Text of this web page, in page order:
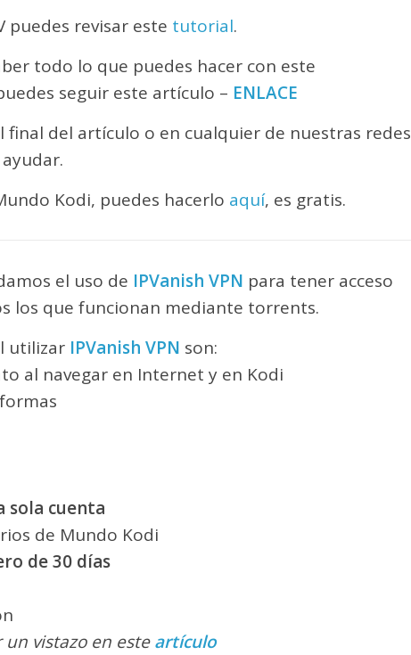
puedes revisar este tutorial.
todo lo que puedes hacer con este
seguir este artículo – ENLACE
final del artículo o en cualquier de nuestras redes
Kodi, puedes hacerlo aquí, es gratis.
el uso de IPVanish VPN para tener acceso
los que funcionan mediante torrents.
utilizar IPVanish VPN son:
al navegar en Internet y en Kodi
sola cuenta
de Mundo Kodi
de 30 días
vistazo en esteartículo